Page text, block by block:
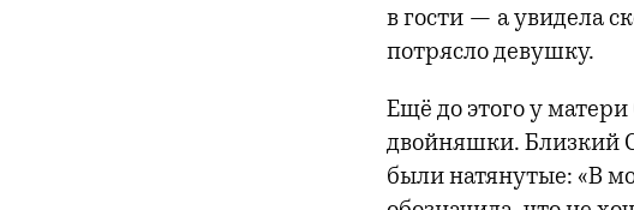
в гости — а увидела
потрясло девушку.
Ещё до этого у
двойняшки. Близкий
были натянутые: «В